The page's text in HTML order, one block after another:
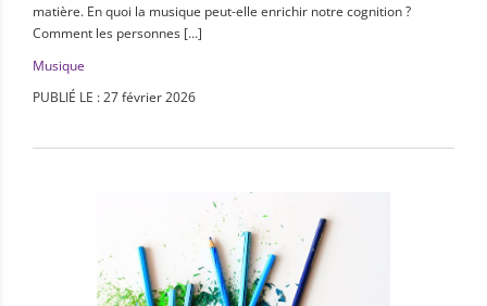
matière. En quoi la musique peut-elle enrichir notre cognition ?
Comment les personnes […]
Musique
PUBLIÉ LE : 27 février 2026